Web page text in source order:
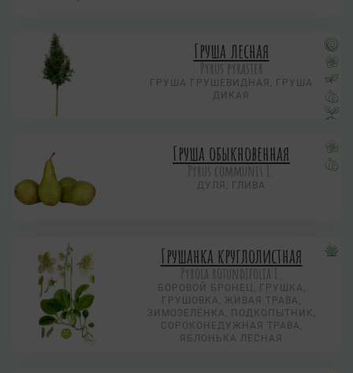
Груша лесная
Pyrus pyraster
ГРУША ГРУШЕВИДНАЯ, ГРУША
ДИКАЯ
Груша обыкновенная
Pyrus communis L.
ДУЛЯ, ГЛИВА
Грушанка круглолистная
Pyrola rotundifolia L.
БОРОВОЙ БРОНЕЦ, ГРУШКА,
ГРУШОВКА, ЖИВАЯ ТРАВА,
ЗИМОЗЕЛЁНКА, ПОДКОПЫТНИК,
СОРОКОНЕДУЖНАЯ ТРАВА,
ЯБЛОНЬКА ЛЕСНАЯ